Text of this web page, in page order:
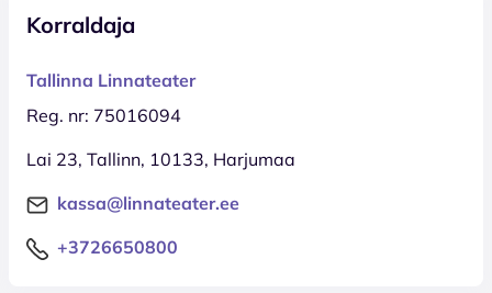
Korraldaja
Tallinna Linnateater
Reg. nr: 75016094
Lai 23, Tallinn, 10133, Harjumaa
kassa@linnateater.ee
+3726650800